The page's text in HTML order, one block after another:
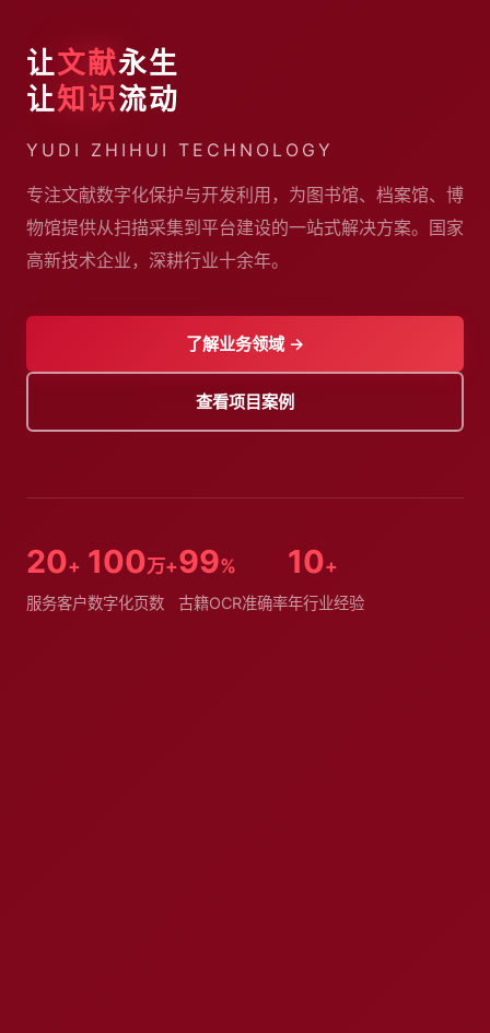
让文献永生
让知识流动
YUDI ZHIHUI TECHNOLOGY
专注文献数字化保护与开发利用，为图书馆、档案馆、博
物馆提供从扫描采集到平台建设的一站式解决方案。国家
高新技术企业，深耕行业十余年。
了解业务领域 →
查看项目案例
20+
服务客户
100万+
数字化页数
99%
古籍OCR准确率
10+
年行业经验